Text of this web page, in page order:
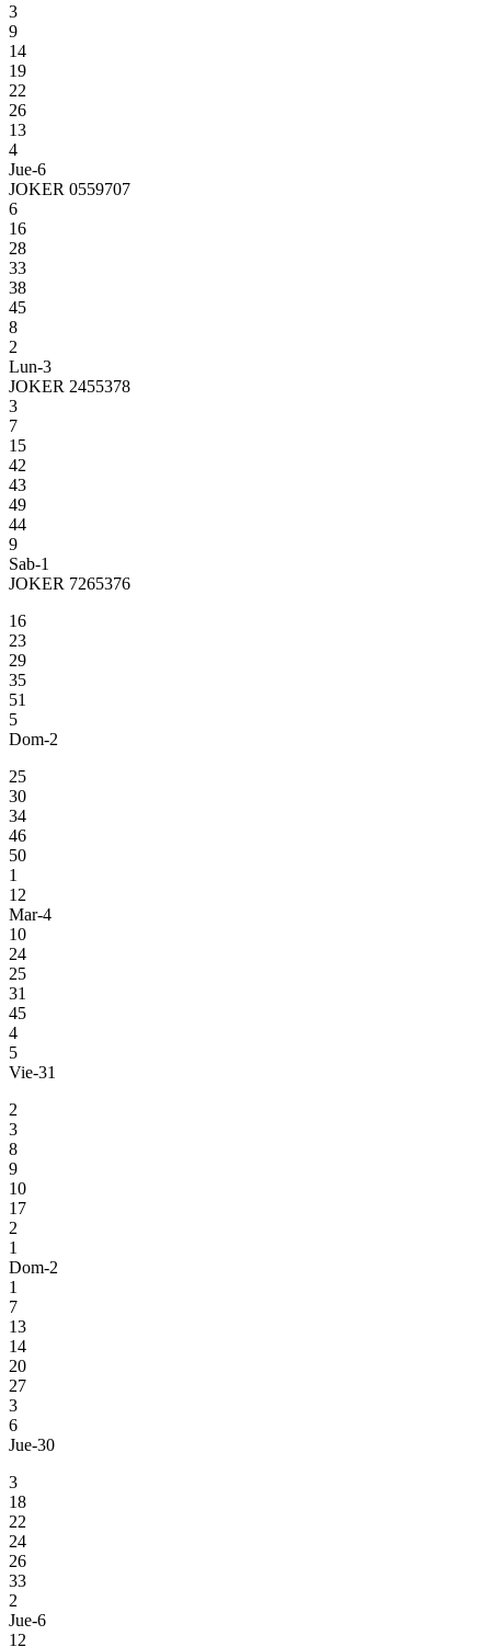
3
9
14
19
22
26
13
4
Jue-6
JOKER 0559707
6
16
28
33
38
45
8
2
Lun-3
JOKER 2455378
3
7
15
42
43
49
44
9
Sab-1
JOKER 7265376
16
23
29
35
51
5
Dom-2
25
30
34
46
50
1
12
Mar-4
10
24
25
31
45
4
5
Vie-31
2
3
8
9
10
17
2
1
Dom-2
1
7
13
14
20
27
3
6
Jue-30
3
18
22
24
26
33
2
Jue-6
12